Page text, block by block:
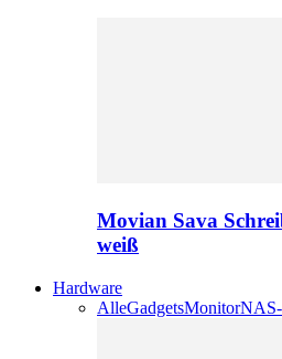
Movian Sava
weiß
Hardware
AlleGadgetsMonitor